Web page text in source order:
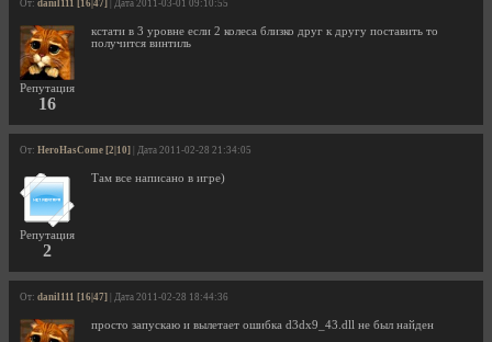
От: danil111 [16|47] | Дата 2011-03-01 09:10:55
Репутация
16
кстати в 3 уровне если 2 колеса близко друг к другу поставить то
получится винтиль
От: HeroHasCome [2|10] | Дата 2011-02-28 21:34:05
Репутация
2
Там все написано в игре)
От: danil111 [16|47] | Дата 2011-02-28 18:44:36
просто запускаю и вылетает ошибка d3dx9_43.dll не был найден